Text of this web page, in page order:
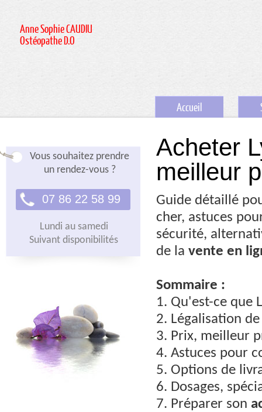
Anne Sophie CAUDIU
Ostéopathe D.O
Accueil
Vous souhaitez prendre
un rendez-vous ?
07 86 22 58 99
Lundi au samedi
Suivant disponibilités
Acheter
meilleur
Guide détaillé
cher, astuces
sécurité,
de la vente en
Sommaire :
1. Qu'est-ce que
2. Légalisation
3. Prix, meilleur
4. Astuces pour
5. Options de
6. Dosages,
7. Préparer son